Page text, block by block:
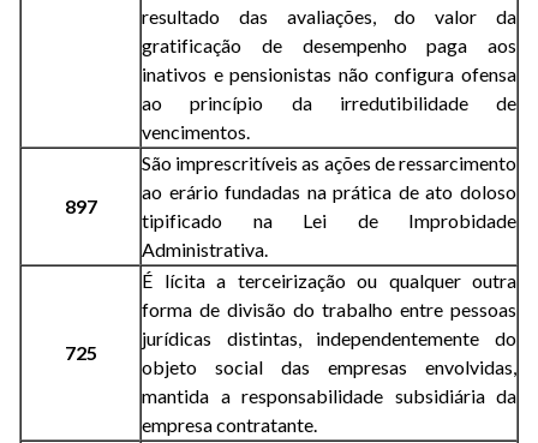
resultado das avaliações, do valor da
gratificação de desempenho paga aos
inativos e pensionistas não configura ofensa
ao princípio da irredutibilidade de
vencimentos.
897
São imprescritíveis as ações de ressarcimento
ao erário fundadas na prática de ato doloso
tipificado na Lei de Improbidade
Administrativa.
725
É lícita a terceirização ou qualquer outra
forma de divisão do trabalho entre pessoas
jurídicas distintas, independentemente do
objeto social das empresas envolvidas,
mantida a responsabilidade subsidiária da
empresa contratante.